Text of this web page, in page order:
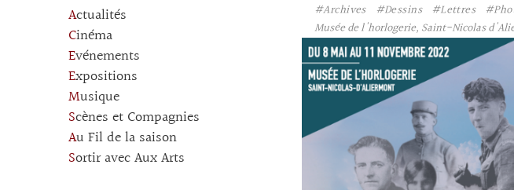
Actualités
Cinéma
Evénements
Expositions
Musique
Scènes et Compagnies
Au Fil de la saison
Sortir avec Aux Arts
#Archives #Dessins #Lettres
Musée de l'horlogerie, Saint-Nicolas